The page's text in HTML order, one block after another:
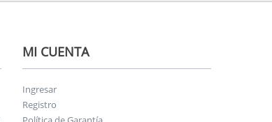
MI CUENTA
Ingresar
Registro